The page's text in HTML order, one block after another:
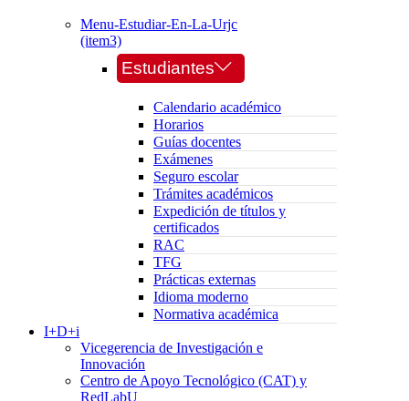
Menu-Estudiar-En-La-Urjc
(item3)
Estudiantes
Calendario académico
Horarios
Guías docentes
Exámenes
Seguro escolar
Trámites académicos
Expedición de títulos y
certificados
RAC
TFG
Prácticas externas
Idioma moderno
Normativa académica
I+D+i
Vicegerencia de Investigación e
Innovación
Centro de Apoyo Tecnológico (CAT) y
RedLabU